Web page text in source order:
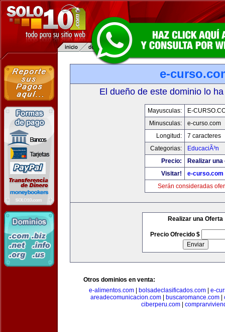
e-
El dueño de este dominio lo
Mayusculas:
E-
Minusculas:
e-curso.com
Longitud:
7 caracteres
Categorias:
EducaciÃ³n
Precio:
Realizar
Visitar!
e-curso.com
Serán consideradas
Realizar una Oferta
Precio Ofrecido $
Otros dominios en venta:
e-alimentos.com| bolsadeclasificados.com| e-
areadecomunicacion.com| buscaromance.com|
ciberperu.com